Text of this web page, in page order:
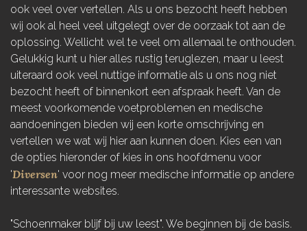
ook veel over vertellen. Als u ons bezocht heeft hebben
wij ook al heel veel uitgelegt over de oorzaak tot aan de
oplossing. Wellicht wel te veel om allemaal te onthouden.
Gelukkig kunt u hier alles rustig teruglezen, maar u leest
uiteraard ook veel nuttige informatie als u ons nog niet
bezocht heeft of binnenkort een afspraak heeft. Van de
meest voorkomende voetproblemen en medische
aandoeningen bieden wij een korte omschrijving en
vertellen we wat wij hier aan kunnen doen. Kies een van
de opties hieronder of kies in ons hoofdmenu voor
'Diversen' voor nog meer medische informatie op andere
interessante websites.
"Schoenmaker blijf bij uw leest". We beginnen bij de basis.